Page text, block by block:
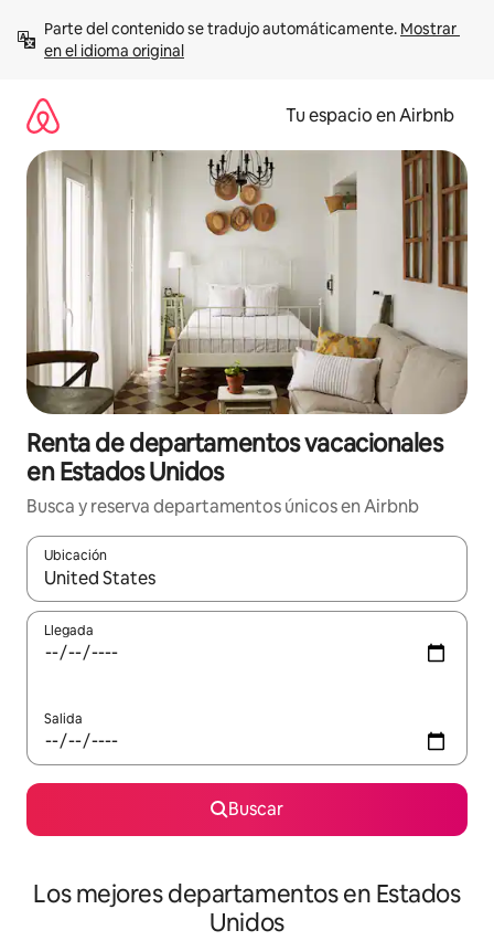
contenido
Parte del contenido se tradujo automáticamente. Mostrar
en el idioma original
Tu espacio en Airbnb
Renta de departamentos vacacionales
en Estados Unidos
Busca y reserva departamentos únicos en Airbnb
Ubicación
Cuando los resultados estén disponibles, podrás navegar
Llegada
Salida
Buscar
Los mejores departamentos en Estados
Unidos